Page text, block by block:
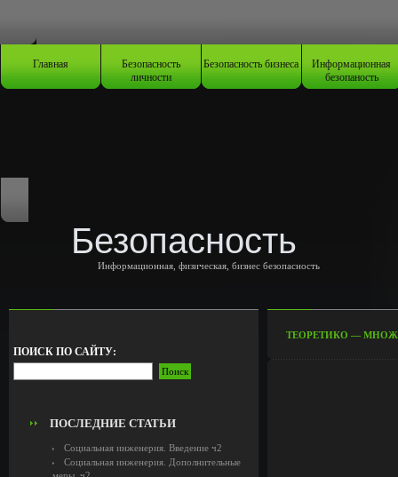
Главная Безопасность
личности
Безопасность бизнеса Информационная
безопаность
Безопасность
Информационная, физическая, бизнес безопасность
ПОИСК ПО САЙТУ:
ПОСЛЕДНИЕ СТАТЬИ
Социальная инженерия. Введение ч2
Социальная инженерия. Дополнительные
ТЕОРЕТИКО —